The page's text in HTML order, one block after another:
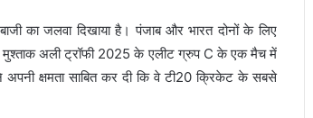
का जलवा दिखाया है। पंजाब और भारत दोनों के लिए
मुश्ताक अली ट्रॉफी 2025 के एलीट ग्रुप C के एक मैच में
क्षमता साबित कर दी कि वे टी20 क्रिकेट के सबसे